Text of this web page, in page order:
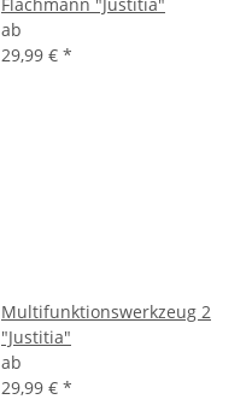
ab
29,99 € *
Multifunktionswerkzeug 2
"Justitia"
ab
29,99 € *